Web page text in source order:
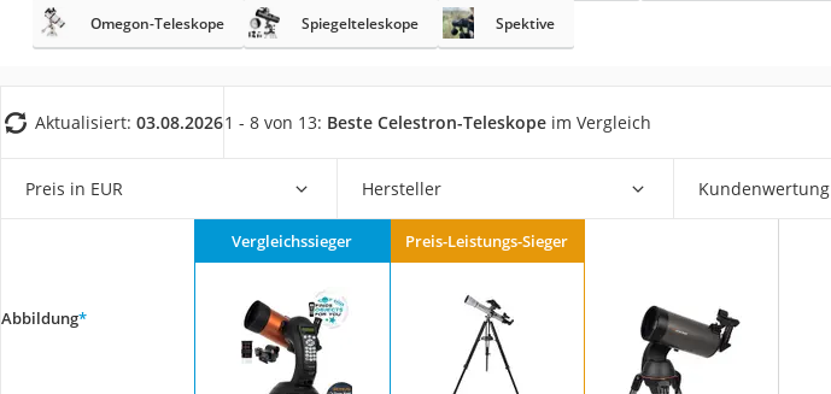
Nachtsichtgerät
Wanderschuhe Herren
Sicherheitsweste Reiten
Service
Omegon-Teleskope Spiegelteleskope Spektive
Aktualisiert: 03.08.20261 - 8 von 13: Beste Celestron-Teleskope im Vergleich
Preis in EUR Hersteller Kundenwertung
Abbildung*
Vergleichssieger Preis-Leistungs-Sieger